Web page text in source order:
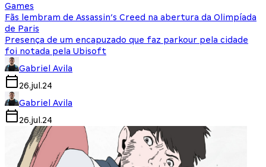
Games
Fãs lembram de Assassin’s Creed na abertura da Olimpíada
de Paris
Presença de um encapuzado que faz parkour pela cidade
foi notada pela Ubisoft
Gabriel Avila
26.jul.24
Gabriel Avila
26.jul.24